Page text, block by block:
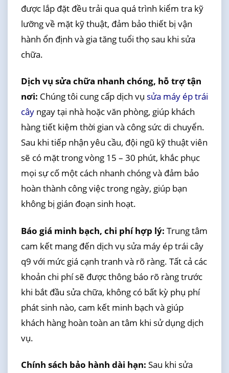
được lắp đặt đều trải qua quá trình kiểm tra kỹ
lưỡng về mặt kỹ thuật, đảm bảo thiết bị vận
hành ổn định và gia tăng tuổi thọ sau khi sửa
chữa.
Dịch vụ sửa chữa nhanh chóng, hỗ trợ tận
nơi: Chúng tôi cung cấp dịch vụ sửa máy ép trái
câyngay tại nhà hoặc văn phòng, giúp khách
hàng tiết kiệm thời gian và công sức di chuyển.
Sau khi tiếp nhận yêu cầu, đội ngũ kỹ thuật viên
sẽ có mặt trong vòng 15 – 30 phút, khắc phục
mọi sự cố một cách nhanh chóng và đảm bảo
hoàn thành công việc trong ngày, giúp bạn
không bị gián đoạn sinh hoạt.
Báo giá minh bạch, chi phí hợp lý: Trung tâm
cam kết mang đến dịch vụ sửa máy ép trái cây
q9 với mức giá cạnh tranh và rõ ràng. Tất cả các
khoản chi phí sẽ được thông báo rõ ràng trước
khi bắt đầu sửa chữa, không có bất kỳ phụ phí
phát sinh nào, cam kết minh bạch và giúp
khách hàng hoàn toàn an tâm khi sử dụng dịch
vụ.
Chính sách bảo hành dài hạn: Sau khi sửa